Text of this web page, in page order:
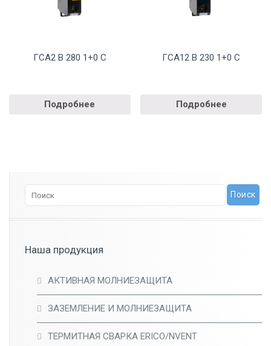
ГСА2 В 280 1+0 С
Подробнее
ГСА12 В 230 1+0 С
Подробнее
Наша продукция
АКТИВНАЯ МОЛНИЕЗАЩИТА
ЗАЗЕМЛЕНИЕ И МОЛНИЕЗАЩИТА
ТЕРМИТНАЯ СВАРКА ERICO/NVENT